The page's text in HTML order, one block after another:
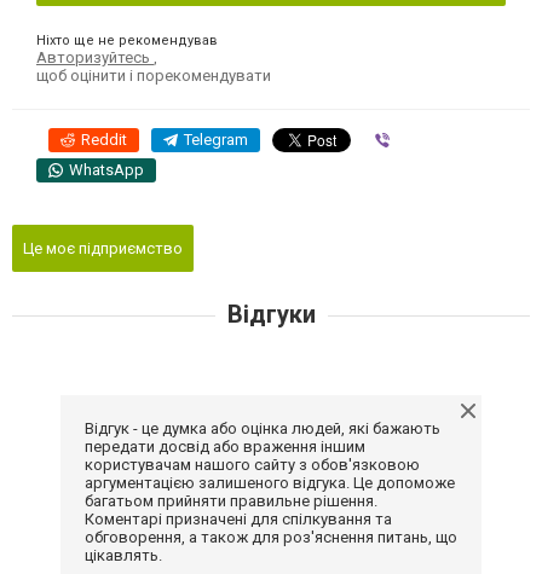
Ніхто ще не рекомендував
Авторизуйтесь
щоб оцінити і порекомендувати
Reddit Telegram
WhatsApp
Це моє підприємство
Відгуки
Відгук - це думка або оцінка людей, які бажають
передати досвід або враження іншим
користувачам нашого сайту з обов'язковою
аргументацією залишеного відгука. Це допоможе
багатьом прийняти правильне рішення.
Коментарі призначені для спілкування та
обговорення, а також для роз'яснення питань, що
цікавлять.